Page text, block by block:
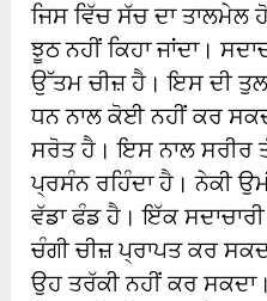
ਜਿਸ ਵਿੱਚ ਸੱਚ ਦਾ ਤਾਲਮੇਲ
ਝੂਠ ਨਹੀਂ ਕਿਹਾ ਜਾਂਦਾ।
ਉੱਤਮ ਚੀਜ਼ ਹੈ। ਇਸ ਦੀ
ਧਨ ਨਾਲ ਕੋਈ ਨਹੀਂ ਕਰ
ਸਰੋਤ ਹੈ। ਇਸ ਨਾਲ
ਪ੍ਰਸੰਨ ਰਹਿੰਦਾ ਹੈ। ਨੇਕੀ
ਵੱਡਾ ਫੰਡ ਹੈ। ਇੱਕ
ਚੰਗੀ ਚੀਜ਼ ਪ੍ਰਾਪਤ ਕਰ
ਉਹ ਤਰੱਕੀ ਨਹੀਂ ਕਰ